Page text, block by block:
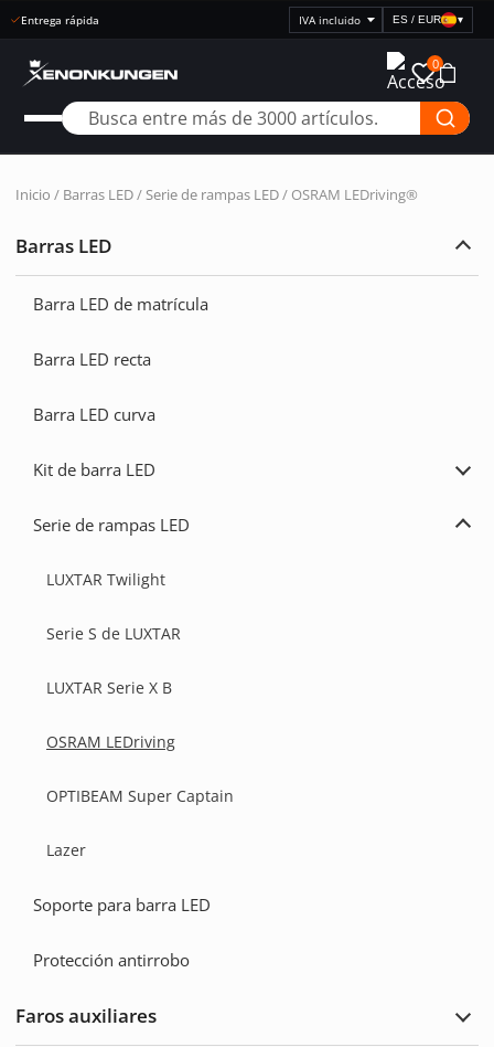
Entrega rápida
Seleccionar
visualización
precios
ES / EUR ▾
0
Inicio / Barras LED/Serie de rampas LED/ OSRAM LEDriving®
Barras LED
Barra LED de matrícula
Barra LED recta
Barra LED curva
Kit de barra LED
barra
Serie de rampas LED
LUXTAR Twilight
Serie S de LUXTAR
LUXTAR Serie X B
OSRAM LEDriving
OPTIBEAM Super Captain
Lazer
Soporte para barra LED
Protección antirrobo
Faros auxiliares